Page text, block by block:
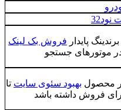
پایدار فروش بک لینک
در موتورهای جستجو
محصول بهبود سئوی سایت تا
فروش داشته باشد